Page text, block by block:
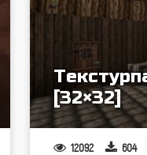
[32×32]
12092 604